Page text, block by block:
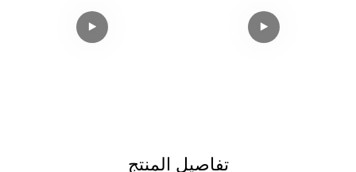
تفاصيل المنتج